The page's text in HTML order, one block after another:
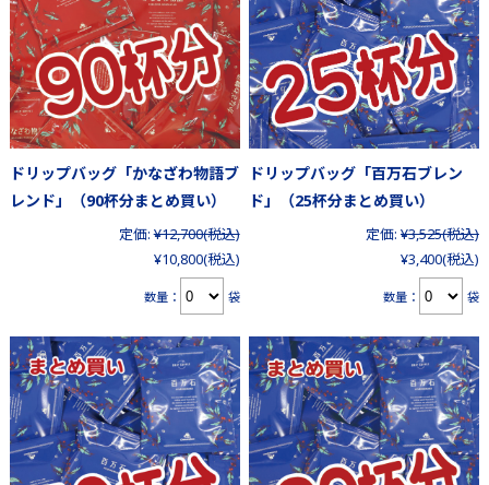
ドリップバッグ「かなざわ物語ブ
レンド」（90杯分まとめ買い）
定価: ¥12,700(税込)
¥10,800(税込)
数量： 袋
ドリップバッグ「百万石ブレン
ド」（25杯分まとめ買い）
定価: ¥3,525(税込)
¥3,400(税込)
数量： 袋